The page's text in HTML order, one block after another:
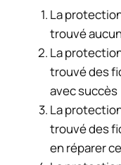
La
trouvé
La
trouvé des
avec succès
La
trouvé des
en réparer